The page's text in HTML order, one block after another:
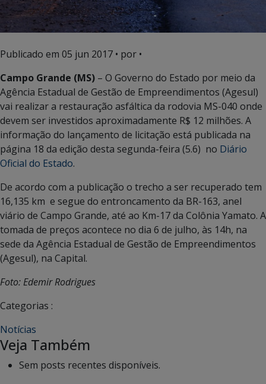
Publicado em 05 jun 2017 • por •
Campo Grande (MS) – O Governo do Estado por meio da
Agência Estadual de Gestão de Empreendimentos (Agesul)
vai realizar a restauração asfáltica da rodovia MS-040 onde
devem ser investidos aproximadamente R$ 12 milhões. A
informação do lançamento de licitação está publicada na
página 18 da edição desta segunda-feira (5.6) no Diário
Oficial do Estado.
De acordo com a publicação o trecho a ser recuperado tem
16,135 km e segue do entroncamento da BR-163, anel
viário de Campo Grande, até ao Km-17 da Colônia Yamato. A
tomada de preços acontece no dia 6 de julho, às 14h, na
sede da Agência Estadual de Gestão de Empreendimentos
(Agesul), na Capital.
Foto: Edemir Rodrigues
Categorias :
Notícias
Veja Também
Sem posts recentes disponíveis.